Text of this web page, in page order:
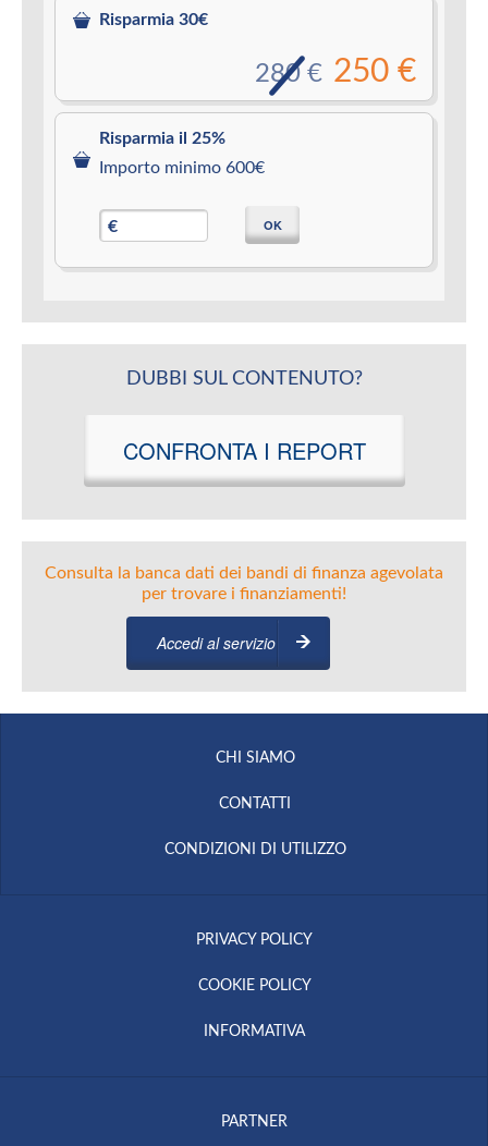
Risparmia 30€
250 €
280 €
Risparmia il 25%
Importo minimo 600€
€ OK
DUBBI SUL CONTENUTO?
CONFRONTA I REPORT
Consulta la banca dati dei bandi di finanza agevolata
per trovare i finanziamenti!
Accedi al servizio
CHI SIAMO
CONTATTI
CONDIZIONI DI UTILIZZO
PRIVACY POLICY
COOKIE POLICY
INFORMATIVA
PARTNER